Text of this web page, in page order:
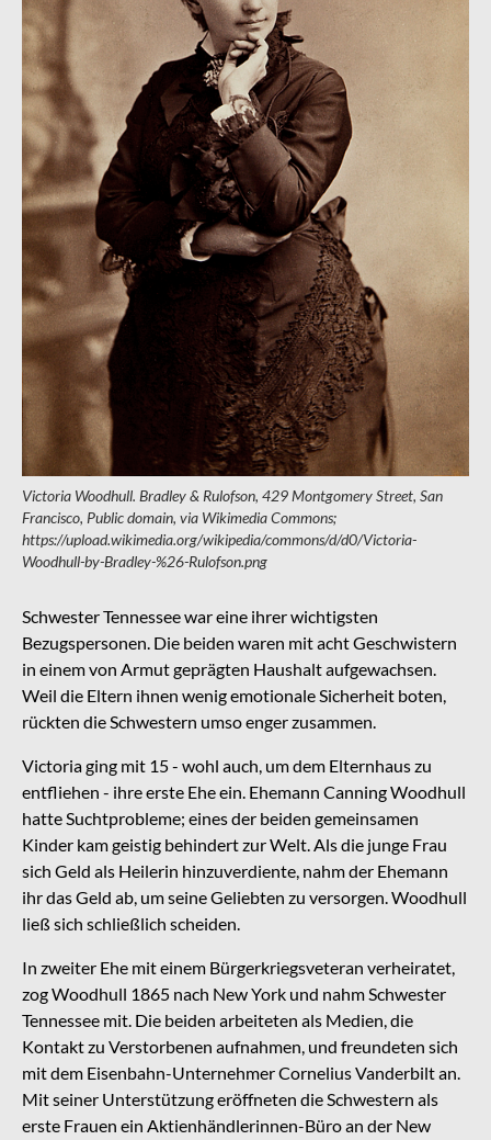
Victoria Woodhull. Bradley & Rulofson, 429 Montgomery Street, San
Francisco, Public domain, via Wikimedia Commons;
https://upload.wikimedia.org/wikipedia/commons/d/d0/Victoria-
Woodhull-by-Bradley-%26-Rulofson.png
Schwester Tennessee war eine ihrer wichtigsten
Bezugspersonen. Die beiden waren mit acht Geschwistern
in einem von Armut geprägten Haushalt aufgewachsen.
Weil die Eltern ihnen wenig emotionale Sicherheit boten,
rückten die Schwestern umso enger zusammen.
Victoria ging mit 15 - wohl auch, um dem Elternhaus zu
entfliehen - ihre erste Ehe ein. Ehemann Canning Woodhull
hatte Suchtprobleme; eines der beiden gemeinsamen
Kinder kam geistig behindert zur Welt. Als die junge Frau
sich Geld als Heilerin hinzuverdiente, nahm der Ehemann
ihr das Geld ab, um seine Geliebten zu versorgen. Woodhull
ließ sich schließlich scheiden.
In zweiter Ehe mit einem Bürgerkriegsveteran verheiratet,
zog Woodhull 1865 nach New York und nahm Schwester
Tennessee mit. Die beiden arbeiteten als Medien, die
Kontakt zu Verstorbenen aufnahmen, und freundeten sich
mit dem Eisenbahn-Unternehmer Cornelius Vanderbilt an.
Mit seiner Unterstützung eröffneten die Schwestern als
erste Frauen ein Aktienhändlerinnen-Büro an der New